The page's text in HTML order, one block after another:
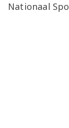
Nationaal